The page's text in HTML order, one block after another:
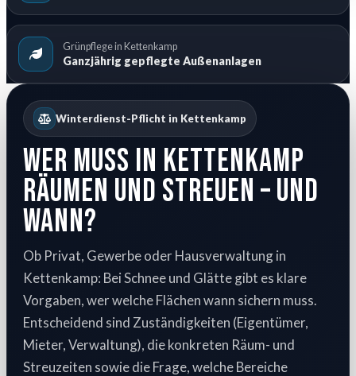
Grünpflege in Kettenkamp
Ganzjährig gepflegte Außenanlagen
Winterdienst-Pflicht in Kettenkamp
Wer muss in Kettenkamp
räumen und streuen – und
wann?
Ob Privat, Gewerbe oder Hausverwaltung in
Kettenkamp: Bei Schnee und Glätte gibt es klare
Vorgaben, wer welche Flächen wann sichern muss.
Entscheidend sind Zuständigkeiten (Eigentümer,
Mieter, Verwaltung), die konkreten Räum- und
Streuzeiten sowie die Frage, welche Bereiche